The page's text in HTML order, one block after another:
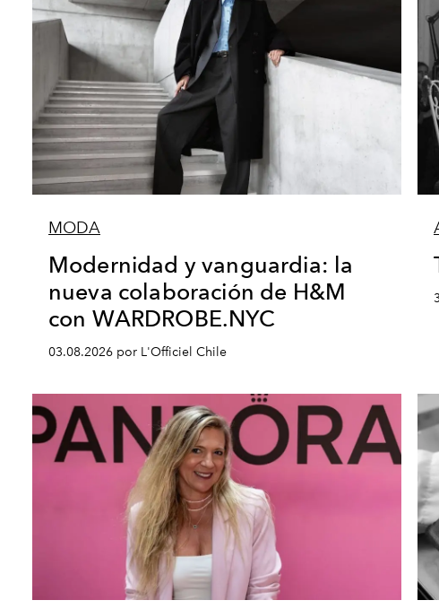
MODA
Modernidad y vanguardia: la
nueva colaboración de H&M
con WARDROBE.NYC
03.08.2026 por L'Officiel Chile